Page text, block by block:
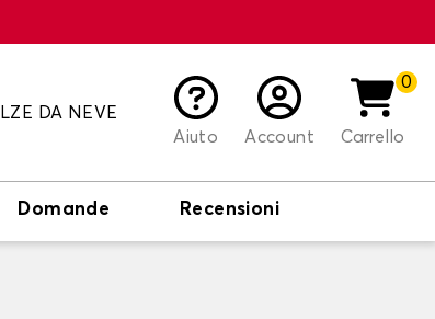
DA NEVE
Aiuto
Account
0
Carrello
Domande Recensioni